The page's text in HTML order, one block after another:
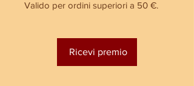
Ricevi premio
Valido per ordini superiori a 50 €.